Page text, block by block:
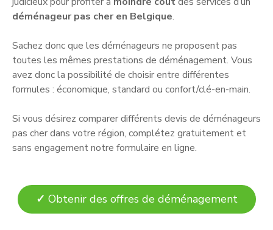
déménageur pas cher en Belgique.
Sachez donc que les déménageurs ne proposent pas
toutes les mêmes prestations de déménagement. Vous
avez donc la possibilité de choisir entre différentes
formules : économique, standard ou confort/clé-en-main.
Si vous désirez comparer différents devis de déménageurs
pas cher dans votre région, complétez gratuitement et
sans engagement notre formulaire en ligne.
✓ Obtenir des offres de déménagement